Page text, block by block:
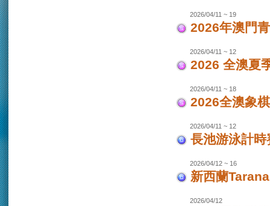
2026/04/11 ~ 19
2026年澳門
2026/04/11 ~ 12
2026 全澳夏
2026/04/11 ~ 18
2026全澳象
2026/04/11 ~ 12
長池游泳計
2026/04/12 ~ 16
新西蘭
2026/04/12